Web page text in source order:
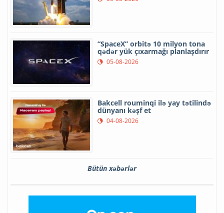
“SpaceX” orbitə 10 milyon tona
qədər yük çıxarmağı planlaşdırır
05-08-2026
Bakcell rouminqi ilə yay tətilində
dünyanı kəşf et
04-08-2026
Bütün xəbərlər